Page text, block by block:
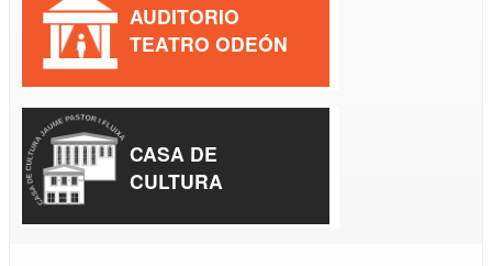
AUDITORIO
TEATRO ODEÓN
CASA DE
CULTURA